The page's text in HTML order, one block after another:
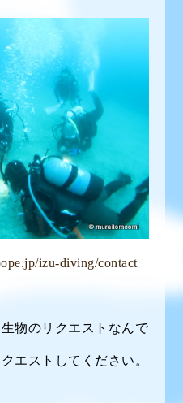
izu-diving/contact
物のリクエストなんで
エストしてください。